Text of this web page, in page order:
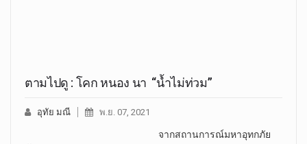
ตามไปดู : โคก หนอง นา “น้ำไม่ท่วม”
อุทัย มณี พ.ย. 07, 2021
จากสถานการณ์มหาอุทกภัย